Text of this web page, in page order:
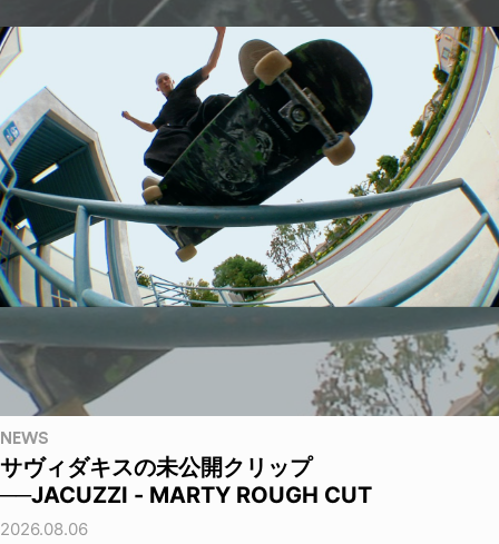
NEWS
サヴィダキスの未公開クリップ
──JACUZZI - MARTY ROUGH CUT
2026.08.06